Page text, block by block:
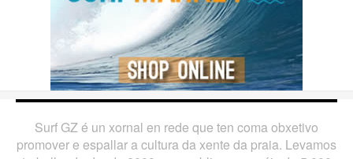
Surf GZ é un xornal en rede que ten coma obxetivo
promover e espallar a cultura da xente da praia. Levamos